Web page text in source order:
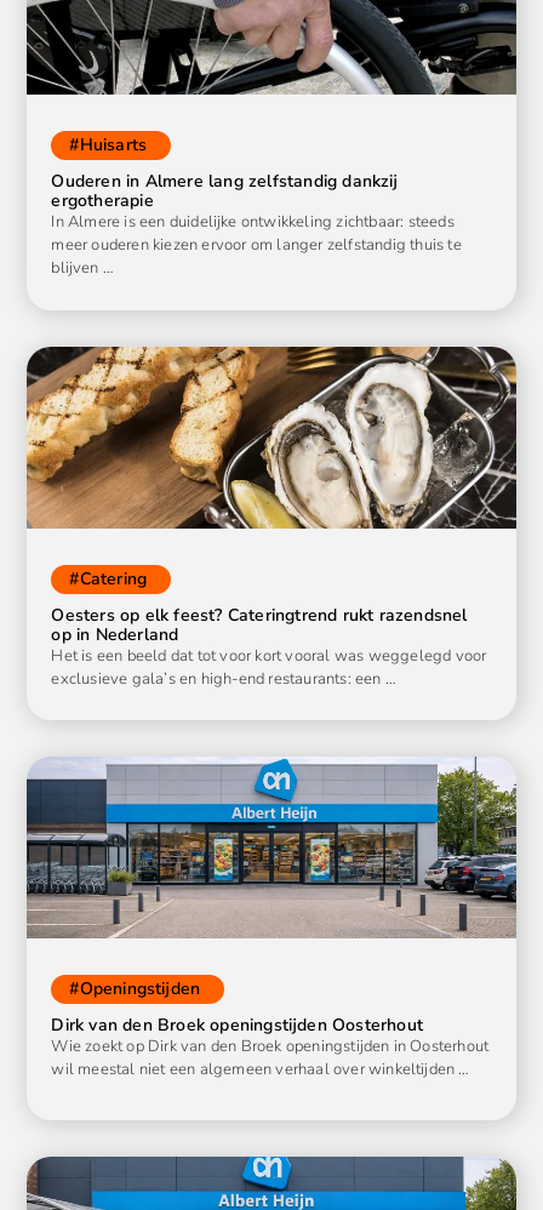
#Huisarts
Ouderen in Almere lang zelfstandig dankzij
ergotherapie
In Almere is een duidelijke ontwikkeling zichtbaar: steeds
meer ouderen kiezen ervoor om langer zelfstandig thuis te
blijven …
#Catering
Oesters op elk feest? Cateringtrend rukt razendsnel
op in Nederland
Het is een beeld dat tot voor kort vooral was weggelegd voor
exclusieve gala’s en high-end restaurants: een …
#Openingstijden
Dirk van den Broek openingstijden Oosterhout
Wie zoekt op Dirk van den Broek openingstijden in Oosterhout
wil meestal niet een algemeen verhaal over winkeltijden …